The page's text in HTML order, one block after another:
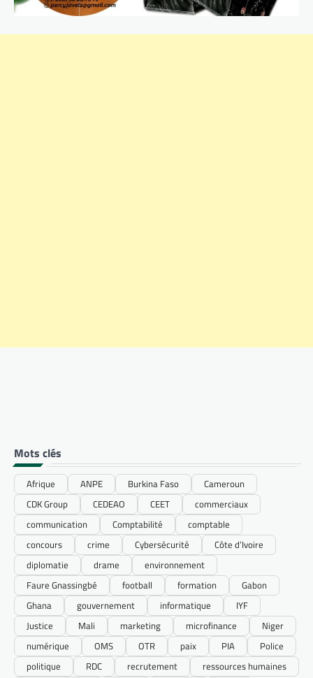
Mots clés
Afrique ANPE Burkina Faso
Cameroun
CDK Group
CEDEAO CEET
commerciaux
communication
Comptabilité
comptable
concours
crime Cybersécurité
Côte d’Ivoire
diplomatie
drame
environnement
Faure Gnassingbé
football formation
Gabon
Ghana
gouvernement informatique
IYF
Justice
Mali marketing microfinance
Niger
numérique
OMS OTR paix PIA
Police
politique
RDC recrutement
ressources humaines